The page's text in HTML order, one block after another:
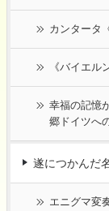
カンタータ
《バイエル
幸福の記憶
郷ドイツへ
遂につかんだ
エニグマ変